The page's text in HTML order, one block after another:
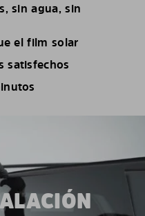
sin agua, sin
el film solar
satisfechos